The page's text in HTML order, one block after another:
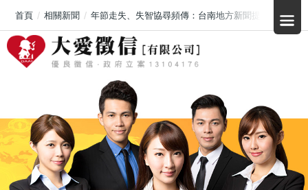
首頁 相關新聞 年節走失、失智協尋頻傳：台南地方新聞提醒的不是